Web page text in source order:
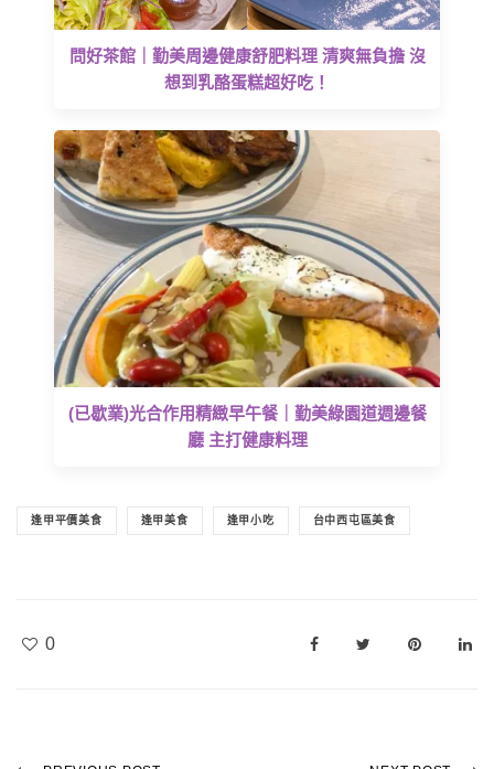
問好茶館｜勤美周邊健康舒肥料理 清爽無負擔 沒
想到乳酪蛋糕超好吃！
(已歇業)光合作用精緻早午餐｜勤美綠園道週邊餐
廳 主打健康料理
逢甲平價美食 逢甲美食 逢甲小吃 台中西屯區美食
0